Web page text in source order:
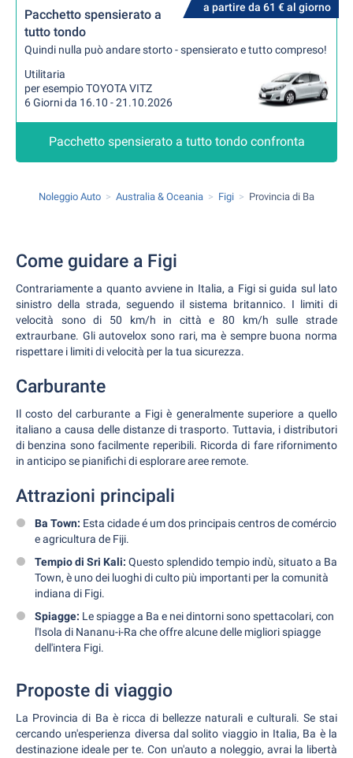
a partire da 61 € al giorno
Pacchetto spensierato a
tutto tondo
Quindi nulla può andare storto - spensierato e tutto compreso!
Utilitaria
per esempio TOYOTA VITZ
6 Giorni da 16.10 - 21.10.2026
Pacchetto spensierato a tutto tondo confronta
Noleggio Auto Australia & Oceania Figi Provincia di Ba
Come guidare a Figi
Contrariamente a quanto avviene in Italia, a Figi si guida sul lato
sinistro della strada, seguendo il sistema britannico. I limiti di
velocità sono di 50 km/h in città e 80 km/h sulle strade
extraurbane. Gli autovelox sono rari, ma è sempre buona norma
rispettare i limiti di velocità per la tua sicurezza.
Carburante
Il costo del carburante a Figi è generalmente superiore a quello
italiano a causa delle distanze di trasporto. Tuttavia, i distributori
di benzina sono facilmente reperibili. Ricorda di fare rifornimento
in anticipo se pianifichi di esplorare aree remote.
Attrazioni principali
Ba Town: Esta cidade é um dos principais centros de comércio
e agricultura de Fiji.
Tempio di Sri Kali: Questo splendido tempio indù, situato a Ba
Town, è uno dei luoghi di culto più importanti per la comunità
indiana di Figi.
Spiagge: Le spiagge a Ba e nei dintorni sono spettacolari, con
l'Isola di Nananu-i-Ra che offre alcune delle migliori spiagge
dell'intera Figi.
Proposte di viaggio
La Provincia di Ba è ricca di bellezze naturali e culturali. Se stai
cercando un'esperienza diversa dal solito viaggio in Italia, Ba è la
destinazione ideale per te. Con un'auto a noleggio, avrai la libertà